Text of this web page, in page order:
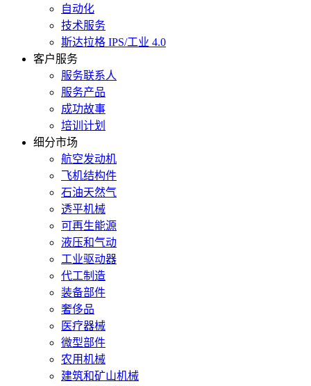
自动化
技术服务
斯达拉格 IPS/工业 4.0
客户服务
服务联系人
服务产品
成功故事
培训计划
细分市场
航空发动机
飞机结构件
石油天然气
透平机械
可再生能源
液压和气动
工业驱动器
代工制造
装备部件
奢侈品
医疗器械
微型部件
农用机械
建筑和矿山机械